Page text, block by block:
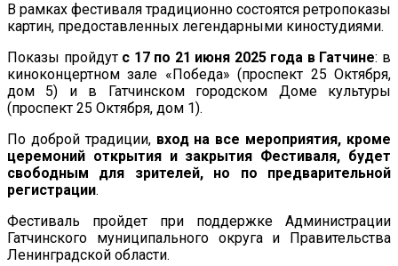
В рамках фестиваля традиционно состоятся ретропоказы
картин, предоставленных легендарными киностудиями.
Показы пройдут с 17 по 21 июня 2025 года в Гатчине: в
киноконцертном зале «Победа» (проспект 25 Октября,
дом 5) и в Гатчинском городском Доме культуры
(проспект 25 Октября, дом 1).
По доброй традиции, вход на все мероприятия, кроме
церемоний открытия и закрытия Фестиваля, будет
свободным для зрителей, но по предварительной
регистрации.
Фестиваль пройдет при поддержке Администрации
Гатчинского муниципального округа и Правительства
Ленинградской области.